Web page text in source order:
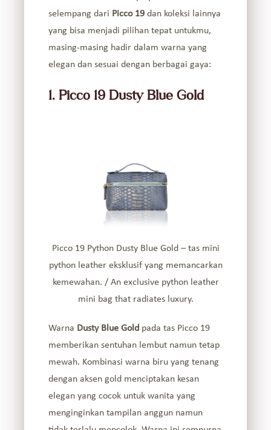
selempang dari Picco 19 dan koleksi lainnya
yang bisa menjadi pilihan tepat untukmu,
masing-masing hadir dalam warna yang
elegan dan sesuai dengan berbagai gaya:
1. Picco 19 Dusty Blue Gold
Picco 19 Python Dusty Blue Gold – tas mini
python leather eksklusif yang memancarkan
kemewahan. / An exclusive python leather
mini bag that radiates luxury.
Warna Dusty Blue Gold pada tas Picco 19
memberikan sentuhan lembut namun tetap
mewah. Kombinasi warna biru yang tenang
dengan aksen gold menciptakan kesan
elegan yang cocok untuk wanita yang
menginginkan tampilan anggun namun